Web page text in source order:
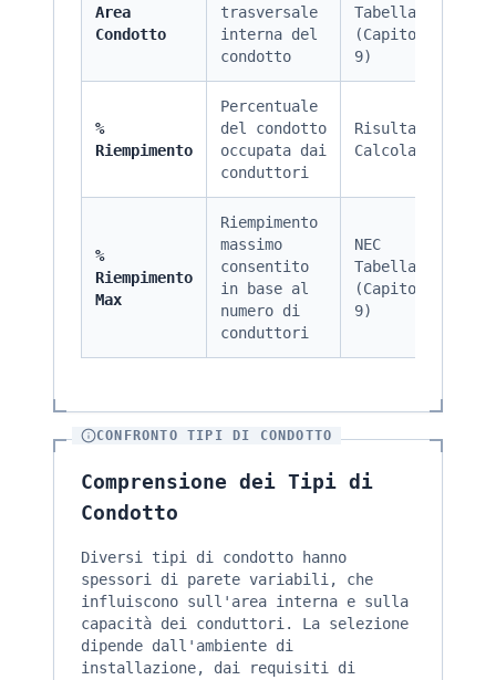
Area
Condotto
trasversale
interna del
condotto
Tabella 4
(Capitolo
9)
%
Riempimento
Percentuale
del condotto
occupata dai
conduttori
Risultato
Calcolato
%
Riempimento
Max
Riempimento
massimo
consentito
in base al
numero di
conduttori
NEC
Tabella 1
(Capitolo
9)
CONFRONTO TIPI DI CONDOTTO
Comprensione dei Tipi di
Condotto
Diversi tipi di condotto hanno
spessori di parete variabili, che
influiscono sull'area interna e sulla
capacità dei conduttori. La selezione
dipende dall'ambiente di
installazione, dai requisiti di